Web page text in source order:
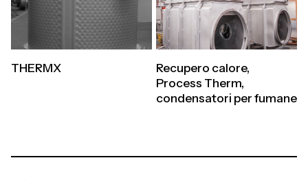
THERMX
Recupero calore,
Process Therm,
condensatori per fumane